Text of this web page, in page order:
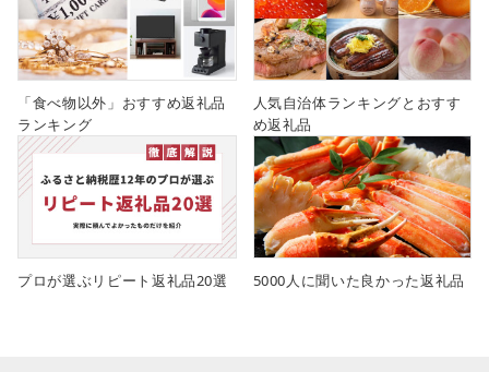
「食べ物以外」おすすめ返礼品
ランキング
人気自治体ランキングとおすす
め返礼品
プロが選ぶリピート返礼品20選 5000人に聞いた良かった返礼品